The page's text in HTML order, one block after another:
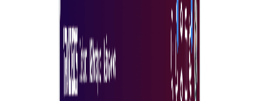
การจัดหาเชิงกลยุทธ์ของ Tradeics ช่วยให้ทีมจัดซื้อระบุซัพพลา
เออร์ที่ดีที่สุด ขับเคลื่อนการเจรจา และลดค่าใช้จ่าย — ทั้งหมดใน
แพลตฟอร์มเดียว ด้วยข้อมูลแบบเรียลไทม์ เวิร์กโฟลว์ที่มี
โครงสร้าง และการเชื่อมต่อตรงกับซัพพลายเออร์ชั้นนำ คุณไม่ไ
แค่ซื้อ — คุณกำลังสร้างกลยุทธ์การจัดหาที่ชาญฉลาดซึ่งส่งมอบ
คุณค่าระยะยาว
เริ่มจัดซื้อด้วยการสมัคร